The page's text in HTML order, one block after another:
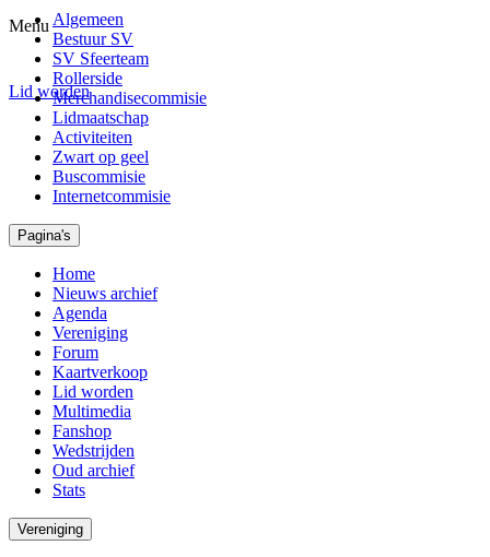
Menu
Lid worden
Algemeen
Bestuur SV
SV Sfeerteam
Rollerside
Merchandisecommisie
Lidmaatschap
Activiteiten
Zwart op geel
Buscommisie
Internetcommisie
Pagina's
Home
Nieuws archief
Agenda
Vereniging
Forum
Kaartverkoop
Lid worden
Multimedia
Fanshop
Wedstrijden
Oud archief
Stats
Vereniging